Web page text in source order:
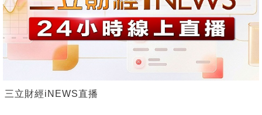
三立財經iNEWS直播